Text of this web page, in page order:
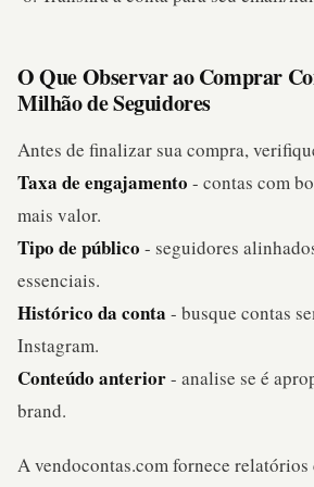
O Que Observar ao Comprar
Milhão de Seguidores
Antes de finalizar sua compra,
Taxa de engajamento - contas com
mais valor.
Tipo de público - seguidores
essenciais.
Histórico da conta - busque contas
Instagram.
Conteúdo anterior- analise se é
brand.
A vendocontas.com fornece relatórios